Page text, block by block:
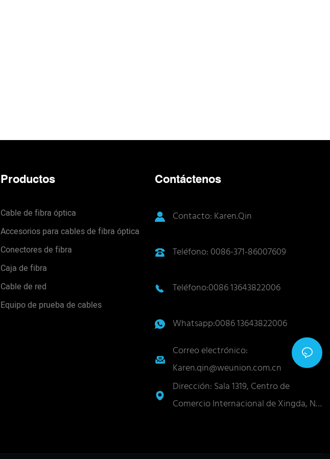
Productos
Cable de fibra óptica
Accesorios para cables de fibra óptica
Conectores de fibra
Caja de fibra
Cable de red
Equipo de prueba de cables
Contáctenos
Contacto: Karen.Qin
Teléfono: 0086-371-86007609
Teléfono:0086 13643822006
Whatsapp:0086 13643822006
Correo electrónico:
Karen.qin@weunion.com.cn
Dirección: Sala 1319, Centro de
Comercio Internacional de Xingda, No.